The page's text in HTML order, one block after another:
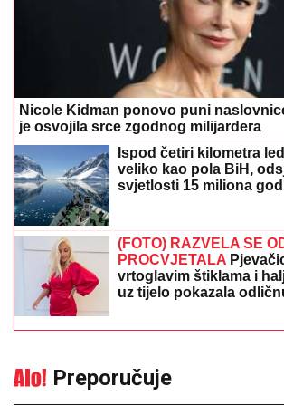
Nicole Kidman ponovo puni
je osvojila srce zgodnog milijardera
Ispod četiri kilometra
veliko kao pola BiH,
svjetlosti 15 miliona
(FOTO) RAZVELA SE
PROCVJETALA
vrtoglavim štiklama i
uz tijelo pokazala
Preporučuje